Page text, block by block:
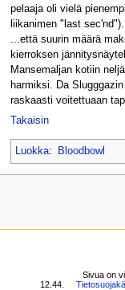
pelaaja oli vielä
liikanimen "last sec'nd").
...että suurin määrä
kierroksen
Mansemaljan kotiin
harmiksi. Da
raskaasti voitettuaan
Takaisin
Luokka: Bloodbowl
Sivua on
12.44.